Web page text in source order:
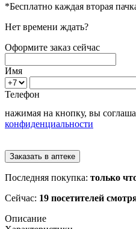
*Бесплатно каждая вторая
Нет времени ждать?
Оформите заказ сейчас
Имя
Телефон
нажимая на кнопку, вы
конфиденциальности
Последняя покупка: только
Сейчас: 19 посетителей
Описание